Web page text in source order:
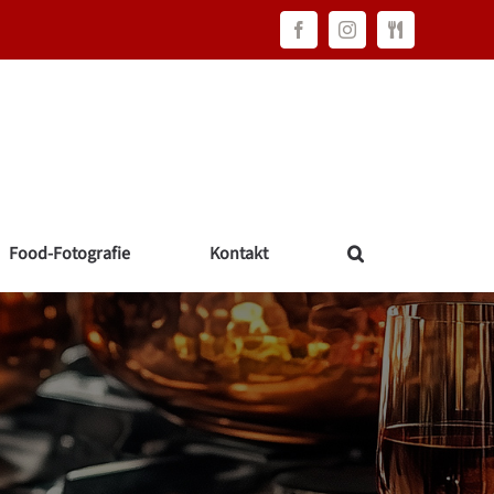
FacebookInstagramFAWC
Consulting
Food-Fotografie Kontakt